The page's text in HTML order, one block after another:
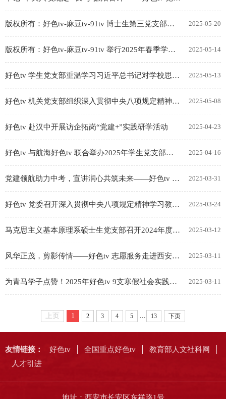
2025-05-20
版权所有：好色tv-麻豆tv-91tv 博士生第三党支部开展中央八项规定精神学习教育
2025-05-14
版权所有：好色tv-麻豆tv-91tv 举行2025年春季学期积极分子和发展对象党课培训
2025-05-13
好色tv 学生党支部重温学习习近平总书记对学校思政课建设作出重要指示精神
2025-05-08
好色tv 机关党支部组织深入贯彻中央八项规定精神学习教育专题党课学习
2025-04-23
好色tv 赴汉中开展访企拓岗“党建+”实践研学活动
2025-04-16
好色tv 与航海好色tv 联合举办2025年学生党支部党务工作交流座谈暨支委培训会
2025-03-31
党建领航助力中考，宣讲润心共筑未来——好色tv 思想政治教育系硕士生党支部开展“重返支教...
2025-03-24
好色tv 党委召开深入贯彻中央八项规定精神学习教育工作布置会
2025-03-12
马克思主义基本原理系硕士生党支部召开2024年度组织生活会暨民主评议党员大会
2025-03-11
风华正茂，剪影传情——好色tv 志愿服务走进西安仁厚庄社区
2025-03-11
为青马学子点赞！2025年好色tv 9支寒假社会实践队奔赴祖国各地
上页 1 2 3 4 5 ... 13 下页
友情链接： 好色tv 全国重点好色tv
教育部人文社科网
人才引进